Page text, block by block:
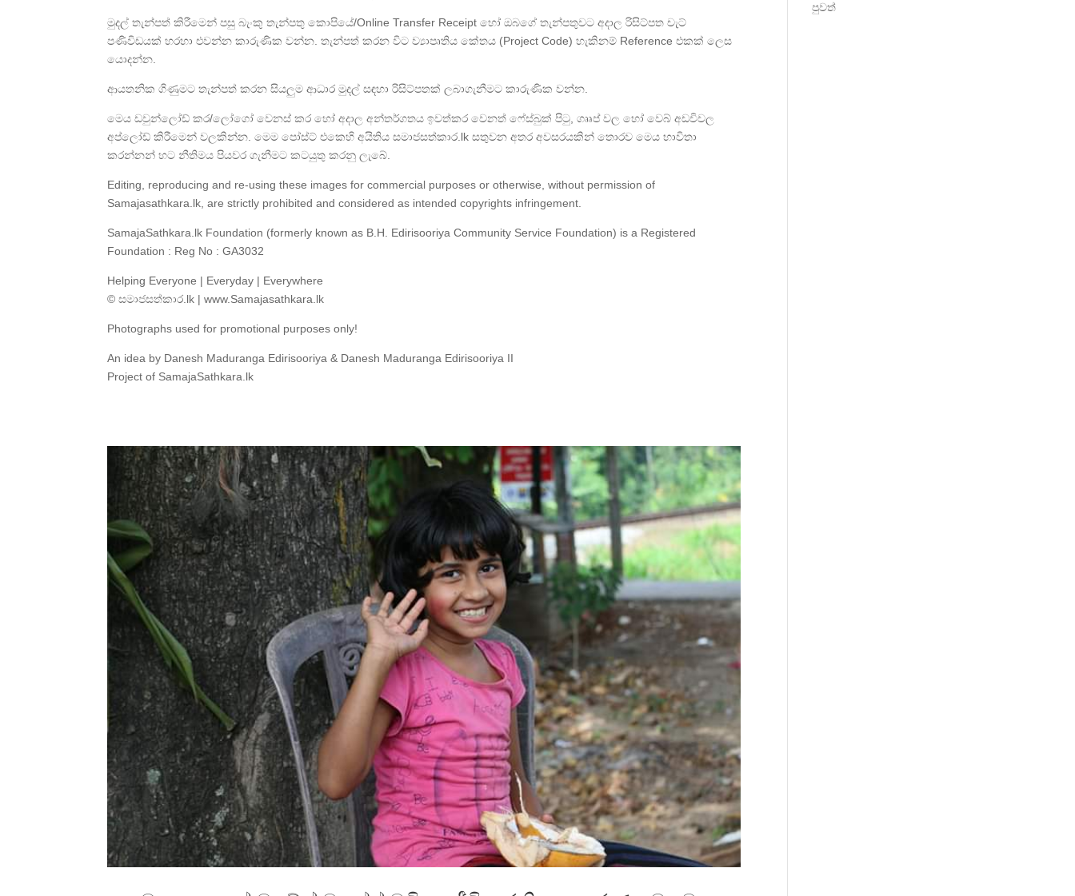
මුදල් තැන්පත් කිරීමෙන් පසු බැංකු තැන්පතු කොපියේ/Online Transfer Receipt හෝ ඔබගේ තැන්පතුවට අදාල රිසිට්පත චැට්
පණිවිඩයක් හරහා එවන්න කාරුණික වන්න. තැන්පත් කරන විට ව්‍යාපෘතිය කේතය (Project Code) හැකිනම් Reference එකක් ලෙස
යොදන්න.
ආයතනික ගිණුමට තැන්පත් කරන සියලුම ආධාර මුදල් සඳහා ‍රිසිට්පතක් ලබාගැනීමට කාරුණික වන්න.
මෙය ඩවුන්ලෝඩ් කර/ලෝගෝ වෙනස් කර හෝ අදාල අන්තර්ගතය ඉවත්කර වෙනත් ෆේස්බුක් පිටු, ගෲප් වල හෝ වෙබ් අඩවිවල
අප්ලෝඩ් කිරීමෙන් වලකින්න. මෙම පෝස්ට් එකෙහි අයිතිය සමාජසත්කාර.lk සතුවන අතර අවසරයකින් තොරව මෙය භාවිතා
කරන්නන් හට නීතිමය පියවර ගැනීමට කටයුතු කරනු ලැබේ.
Editing, reproducing and re-using these images for commercial purposes or otherwise, without permission of
Samajasathkara.lk, are strictly prohibited and considered as intended copyrights infringement.
SamajaSathkara.lk Foundation (formerly known as B.H. Edirisooriya Community Service Foundation) is a Registered
Foundation : Reg No : GA3032
Helping Everyone | Everyday | Everywhere
© සමාජසත්කාර.lk | www.Samajasathkara.lk
Photographs used for promotional purposes only!
An idea by Danesh Maduranga Edirisooriya & Danesh Maduranga Edirisooriya II
Project of SamajaSathkara.lk
පුවත්